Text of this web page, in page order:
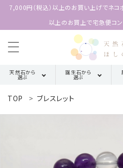
7,000円（税込）以上のお買い上げでネコ
以上のお買上で宅急便コン
天然石から
選ぶ
誕生石から
選ぶ
3月誕生石
TOP ブレスレット